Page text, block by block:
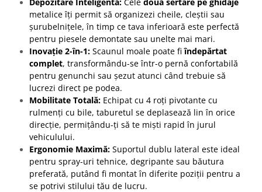
metalice îți permit să organizezi cheile, cleștii sau
șurubelnițele, în timp ce tava inferioară este perfectă
pentru piesele demontate sau unelte mai mari.
Inovație 2-în-1: Scaunul moale poate fiîndepărtat
complet, transformându-se într-o pernă confortabilă
pentru genunchi sau șezut atunci când trebuie să
lucrezi direct pe podea.
Mobilitate Totală: Echipat cu 4 roți pivotante cu
rulmenți cu bile, taburetul se deplasează lin în orice
direcție, permițându-ți să te miști rapid în jurul
vehiculului.
Ergonomie Maximă: Suportul dublu lateral este ideal
pentru spray-uri tehnice, degripante sau băutura
preferată, putând fi montat în diferite poziții pentru a
se potrivi stilului tău de lucru.